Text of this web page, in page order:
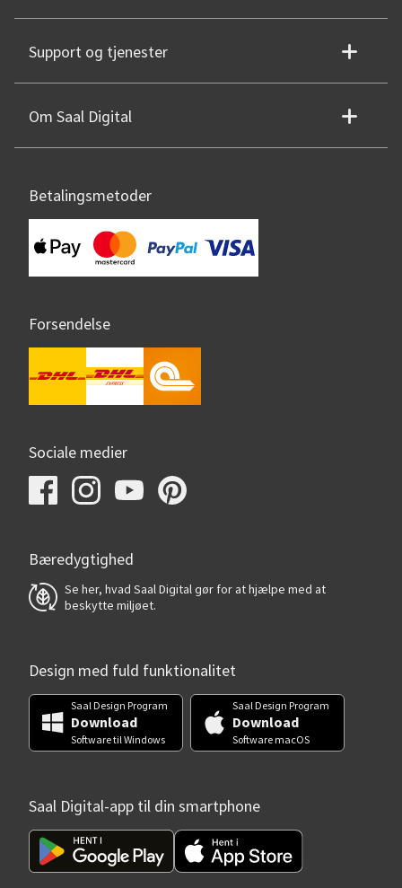
Support og tjenester
Om Saal Digital
Betalingsmetoder
Forsendelse
Sociale medier
Bæredygtighed
Se her, hvad Saal Digital gør for at hjælpe med at
beskytte miljøet.
Design med fuld funktionalitet
Saal Design Program
Download
Software til Windows
Saal Design Program
Download
Software macOS
Saal Digital-app til din smartphone